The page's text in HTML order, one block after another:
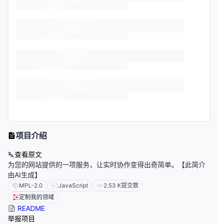
项目介绍
查看原文
为您的网站提供的一项服务，让实时协作变得出奇简单。【此简介
由AI生成】
MPL-2.0 JavaScript 2.53 K提交数
定制我的领域
README
举报项目